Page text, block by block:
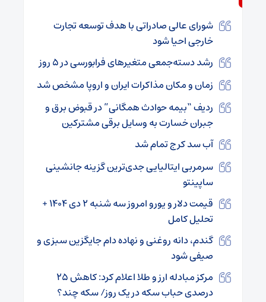
شورای عالی صادراتی با هدف توسعه تجارت
خارجی احیا شود
رشد دسته‌جمعی متغیرهای فرابورسی در ۵ روز
زمان و مکان مذاکرات ایران و اروپا مشخص شد
ردیف‌ “بیمه حوادث همگانی” در قبوض برق و
جبران خسارت به وسایل برقی مشترکین
آب سد کرج تمام شد
سرمربی ایتالیایی جدی‌ترین گزینه جانشینی
ساپینتو
قیمت دلار و یورو امروز سه شنبه ۲ دی ۱۴۰۴ +
تحلیل کامل
گندم، دانه روغنی و نهاده دام جایگزین سبزی و
صیفی شود
مرکز مبادله ارز و طلا اعلام کرد: کاهش ۲۵
درصدی حباب سکه در یک روز/ سکه چند؟